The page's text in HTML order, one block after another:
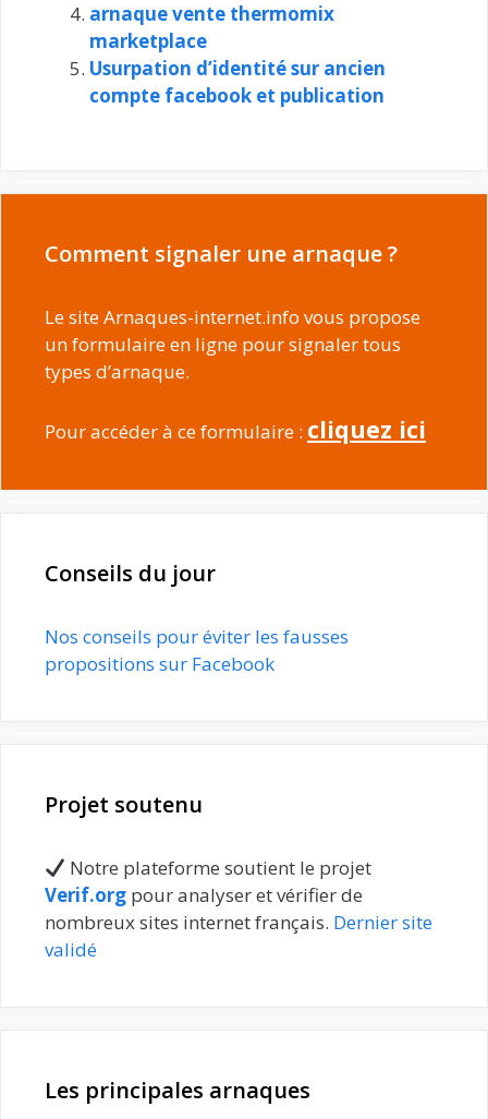
arnaque vente thermomix
marketplace
Usurpation d’identité sur ancien
compte facebook et publication
Comment signaler une arnaque ?
Le site Arnaques-internet.info vous propose
un formulaire en ligne pour signaler tous
types d’arnaque.
Pour accéder à ce formulaire : cliquez ici
Conseils du jour
Nos conseils pour éviter les fausses
propositions sur Facebook
Projet soutenu
Notre plateforme soutient le projet
Verif.org pour analyser et vérifier de
nombreux sites internet français. Dernier site
validé
Les principales arnaques